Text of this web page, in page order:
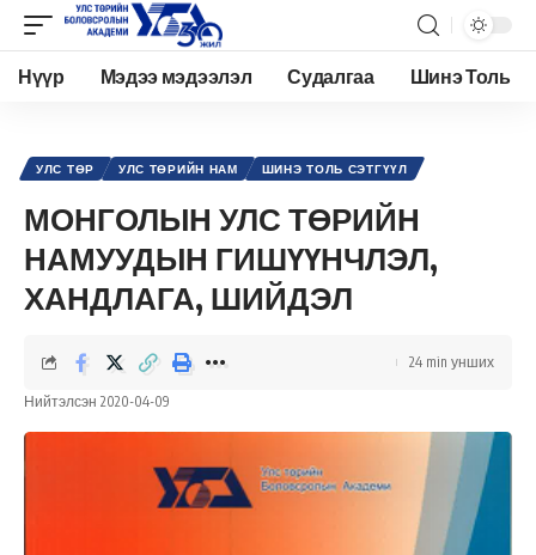
Нүүр Мэдээ мэдээлэл Судалгаа Шинэ Толь
УЛС ТӨР УЛС ТӨРИЙН НАМ ШИНЭ ТОЛЬ СЭТГҮҮЛ
МОНГОЛЫН УЛС ТӨРИЙН
НАМУУДЫН ГИШҮҮНЧЛЭЛ,
ХАНДЛАГА, ШИЙДЭЛ
Нийтэлсэн 2020-04-09
24 min унших